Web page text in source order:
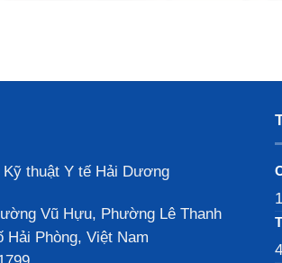
thuật Y tế Hải Dương
Vũ Hựu, Phường Lê Thanh
Hải Phòng, Việt Nam
1